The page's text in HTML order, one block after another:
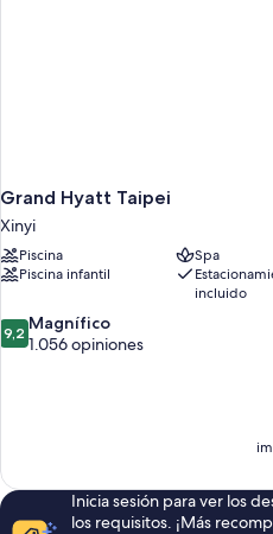
Grand Hyatt Taipei
Xinyi
Piscina
Spa
Piscina infantil
incluido
9.2
de
9,2 Magnífico
1.056 opiniones
Inicia sesión para ver los
los requisitos. ¡Más